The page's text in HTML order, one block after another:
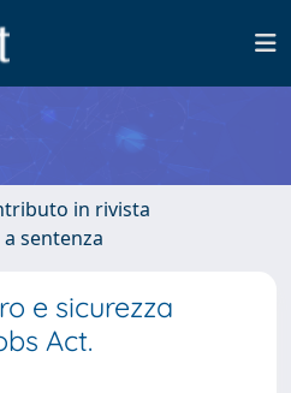
in rivista
sentenza
e sicurezza
Act.